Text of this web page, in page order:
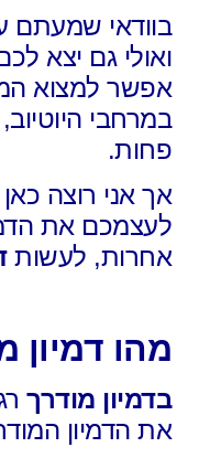
בוודאי שמעתם
ואולי גם יצא
אפשר למצוא
במרחבי
פחות.
אך אני רוצה
לעצמכם את
אחרות, לעשות
מהו דמיון
בדמיון מודרך
את הדמיון